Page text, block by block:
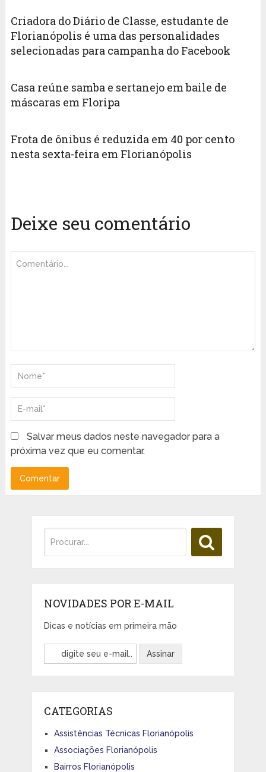
Criadora do Diário de Classe, estudante de
Florianópolis é uma das personalidades
selecionadas para campanha do Facebook
Casa reúne samba e sertanejo em baile de
máscaras em Floripa
Frota de ônibus é reduzida em 40 por cento
nesta sexta-feira em Florianópolis
Deixe seu comentário
Salvar meus dados neste navegador para a
próxima vez que eu comentar.
NOVIDADES POR E-MAIL
Dicas e notícias em primeira mão
CATEGORIAS
Assistências Técnicas Florianópolis
Associações Florianópolis
Bairros Florianópolis